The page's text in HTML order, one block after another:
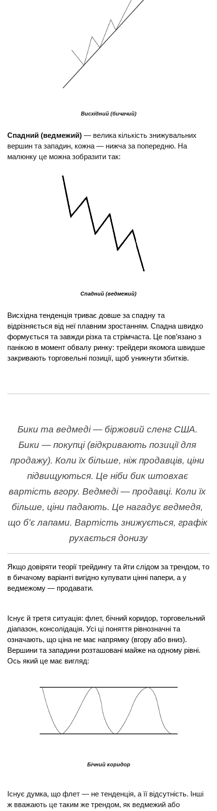
Висхідний (бичачий)
Спадний (ведмежий) — велика кількість знижувальних
вершин та западин, кожна — нижча за попередню. На
малюнку це можна зобразити так:
Спадний (ведмежий)
Висхідна тенденція триває довше за спадну та
відрізняється від неї плавним зростанням. Спадна швидко
формується та завжди різка та стрімчаста. Це пов’язано з
панікою в момент обвалу ринку: трейдери якомога швидше
закривають торговельні позиції, щоб уникнути збитків.
Бики та ведмеді — біржовий сленг США.
Бики — покупці (відкривають позиції для
продажу). Коли їх більше, ніж продавців, ціни
підвищуються. Це ніби бик штовхає
вартість вгору. Ведмеді — продавці. Коли їх
більше, ціни падають. Це нагадує ведмедя,
що б'є лапами. Вартість знижується, графік
рухається донизу
Якщо довіряти теорії трейдингу та йти слідом за трендом, то
в бичачому варіанті вигідно купувати цінні папери, а у
ведмежому — продавати.
Існує й третя ситуація: флет, бічний коридор, торговельний
діапазон, консолідація. Усі ці поняття рівнозначні та
означають, що ціна не має напрямку (вгору або вниз).
Вершини та западини розташовані майже на одному рівні.
Ось який це має вигляд:
Бічний коридор
Існує думка, що флет — не тенденція, а її відсутність. Інші
ж вважають це таким же трендом, як ведмежий або